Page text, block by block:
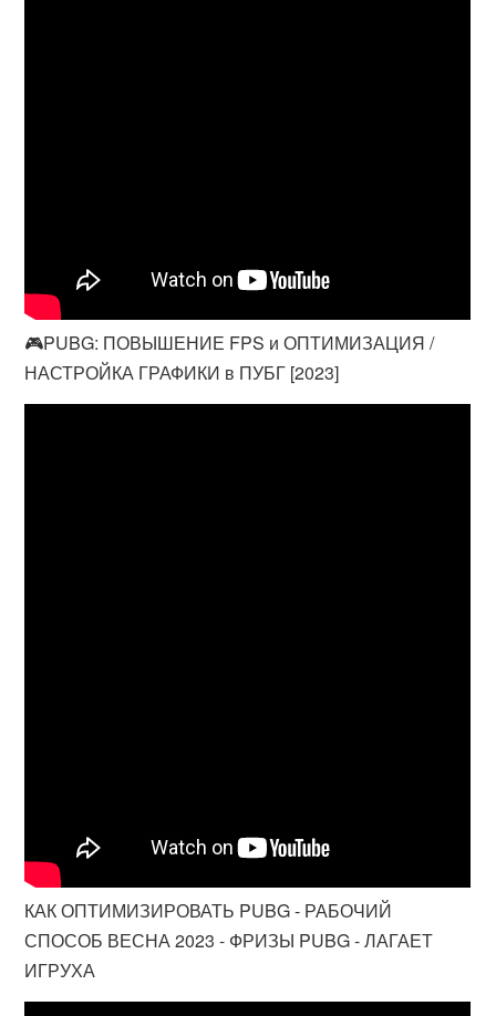
🎮PUBG: ПОВЫШЕНИЕ FPS и ОПТИМИЗАЦИЯ /
НАСТРОЙКА ГРАФИКИ в ПУБГ [2023]
КАК ОПТИМИЗИРОВАТЬ PUBG - РАБОЧИЙ
СПОСОБ ВЕСНА 2023 - ФРИЗЫ PUBG - ЛАГАЕТ
ИГРУХА